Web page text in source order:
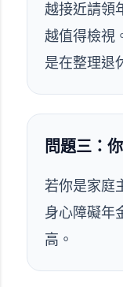
越接近請領
越值得檢視
是在整理退
問題三：
若你是家庭
身心障礙年
高。